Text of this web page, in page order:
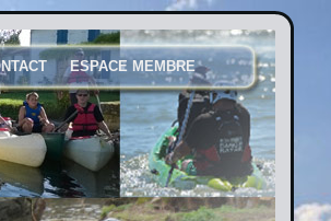
ESPACE MEMBRE